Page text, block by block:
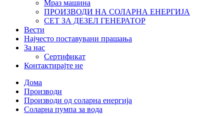
Мраз машина
ПРОИЗВОДИ НА СОЛАРНА ЕНЕРГИЈА
СЕТ ЗА ДЕЗЕЛ ГЕНЕРАТОР
Вести
Најчесто поставувани прашања
За нас
Сертификат
Контактирајте не
Дома
Производи
Производи од соларна енергија
Соларна пумпа за вода